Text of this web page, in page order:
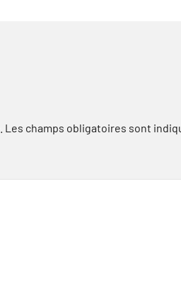
Les champs obligatoires sont